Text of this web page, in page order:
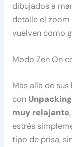
dibujados a
detalle el
vuelven como
Modo Zen On
Más allá de
con
muy relajante
estrés
tipo de prisa,